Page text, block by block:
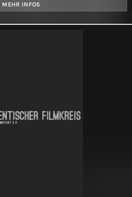
MEHR INFOS